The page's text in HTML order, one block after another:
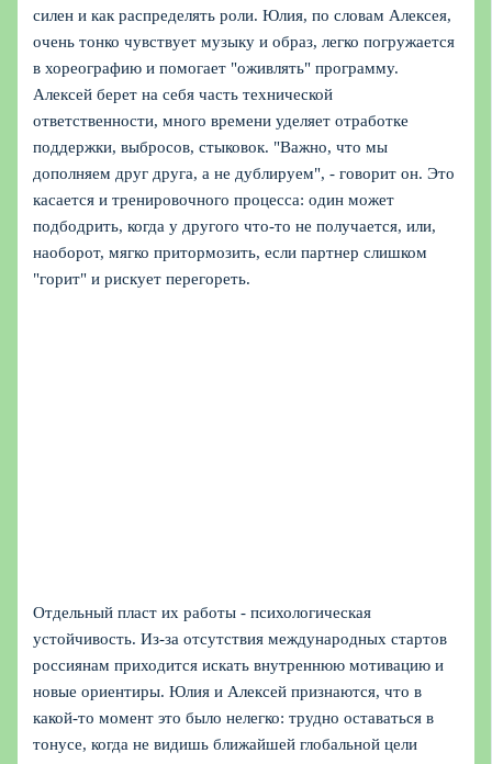
силен и как распределять роли. Юлия, по словам Алексея,
очень тонко чувствует музыку и образ, легко погружается
в хореографию и помогает "оживлять" программу.
Алексей берет на себя часть технической
ответственности, много времени уделяет отработке
поддержки, выбросов, стыковок. "Важно, что мы
дополняем друг друга, а не дублируем", - говорит он. Это
касается и тренировочного процесса: один может
подбодрить, когда у другого что-то не получается, или,
наоборот, мягко притормозить, если партнер слишком
"горит" и рискует перегореть.
Отдельный пласт их работы - психологическая
устойчивость. Из-за отсутствия международных стартов
россиянам приходится искать внутреннюю мотивацию и
новые ориентиры. Юлия и Алексей признаются, что в
какой-то момент это было нелегко: трудно оставаться в
тонусе, когда не видишь ближайшей глобальной цели